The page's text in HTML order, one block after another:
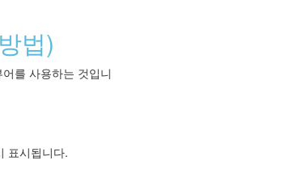
법)
를 사용하는 것입니
표시됩니다.